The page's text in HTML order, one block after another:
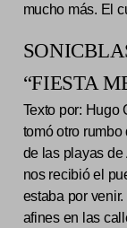
mucho más. El
“FIESTA
Texto por: Hugo
tomó otro
de las playas
nos recibió el
estaba por
afines en las